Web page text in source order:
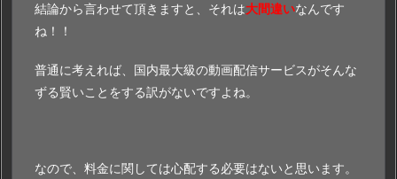
結論から言わせて頂きますと、それは大間違いなんです
ね！！
普通に考えれば、国内最大級の動画配信サービスがそんな
ずる賢いことをする訳がないですよね。
なので、料金に関しては心配する必要はないと思います。